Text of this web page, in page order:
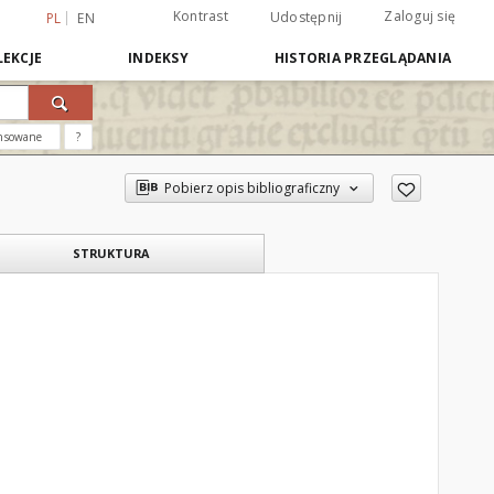
PL EN Kontrast Udostępnij Zaloguj się
INDEKSY HISTORIA PRZEGLĄDANIA
?
Pobierz opis bibliograficzny
STRUKTURA